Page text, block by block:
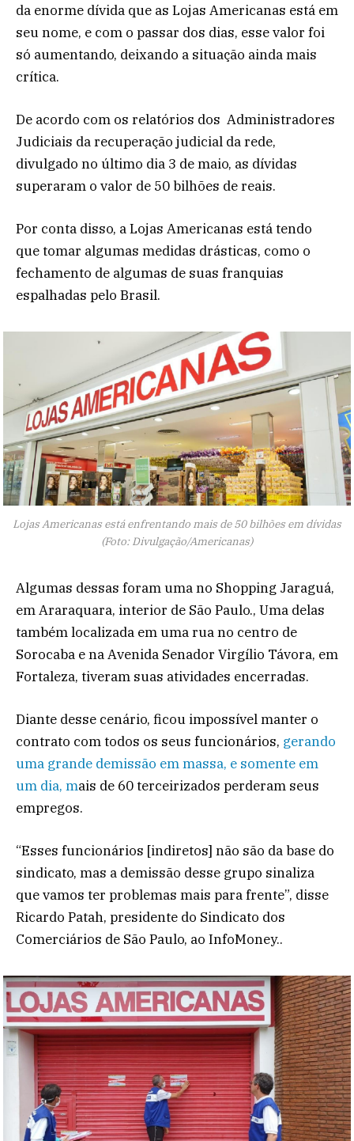
da enorme dívida que as Lojas Americanas está em
seu nome, e com o passar dos dias, esse valor foi
só aumentando, deixando a situação ainda mais
crítica.
De acordo com os relatórios dos Administradores
Judiciais da recuperação judicial da rede,
divulgado no último dia 3 de maio, as dívidas
superaram o valor de 50 bilhões de reais.
Por conta disso, a Lojas Americanas está tendo
que tomar algumas medidas drásticas, como o
fechamento de algumas de suas franquias
espalhadas pelo Brasil.
Lojas Americanas está enfrentando mais de 50 bilhões em dívidas
(Foto: Divulgação/Americanas)
Algumas dessas foram uma no Shopping Jaraguá,
em Araraquara, interior de São Paulo., Uma delas
também localizada em uma rua no centro de
Sorocaba e na Avenida Senador Virgílio Távora, em
Fortaleza, tiveram suas atividades encerradas.
Diante desse cenário, ficou impossível manter o
contrato com todos os seus funcionários, gerando
uma grande demissão em massa, e somente em
um dia, mais de 60 terceirizados perderam seus
empregos.
“Esses funcionários [indiretos] não são da base do
sindicato, mas a demissão desse grupo sinaliza
que vamos ter problemas mais para frente”, disse
Ricardo Patah, presidente do Sindicato dos
Comerciários de São Paulo, ao InfoMoney..